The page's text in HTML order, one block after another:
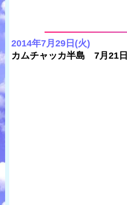
2014年7月29日(火)
カムチャッカ半島 7月21日